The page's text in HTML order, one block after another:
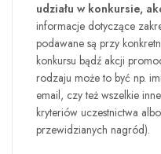
udziału w konkursie,
informacje dotyczące
podawane są przy
konkursu bądź akcji
rodzaju może to być np.
email, czy też wszelkie
kryteriów uczestnictwa
przewidzianych nagród).